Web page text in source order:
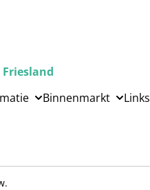
Binnenmarkt Links